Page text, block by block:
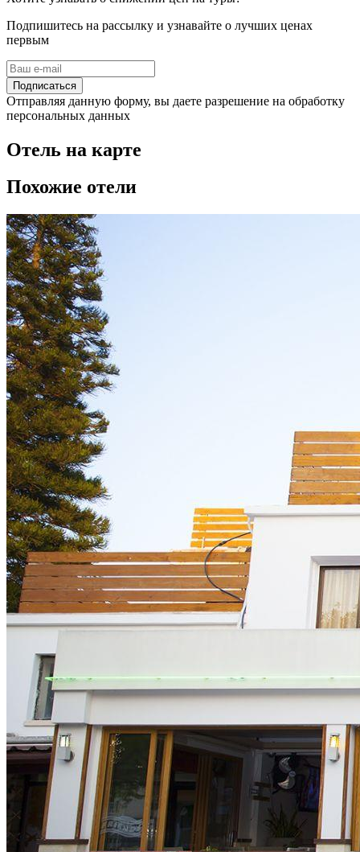
Подпишитесь на рассылку и узнавайте о лучших ценах
первым
Подписаться
Отправляя данную форму, вы даете разрешение на обработку
персональных данных
Отель на карте
Похожие отели